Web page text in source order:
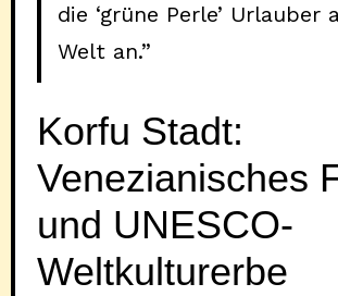
die ‘grüne Perle’ Urlauber
Welt an.”
Korfu Stadt:
Venezianisches
und UNESCO-
Weltkulturerbe